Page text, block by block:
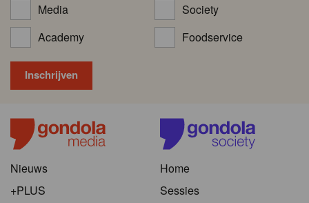
Media
Society
Academy
Foodservice
Nieuws
+PLUS
Home
Sessies